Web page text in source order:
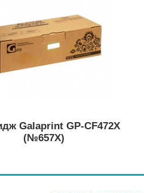
Galaprint GP-CF472X
(№657X)